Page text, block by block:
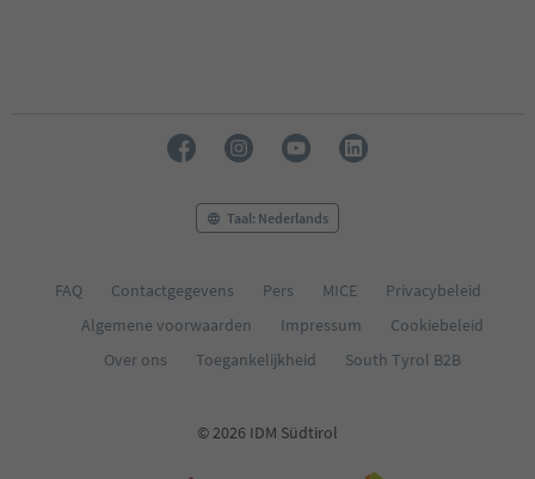
Taal: Nederlands
FAQ Contactgegevens Pers MICE
Privacybeleid
Algemene voorwaarden
Impressum
Cookiebeleid
Over ons
Toegankelijkheid South Tyrol B2B
© 2026 IDM Südtirol